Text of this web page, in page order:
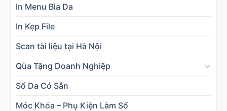
In Menu Bìa Da
In Kẹp File
Scan tài liệu tại Hà Nội
Qùa Tặng Doanh Nghiệp
Sổ Da Có Sẵn
Móc Khóa – Phụ Kiện Làm Sổ